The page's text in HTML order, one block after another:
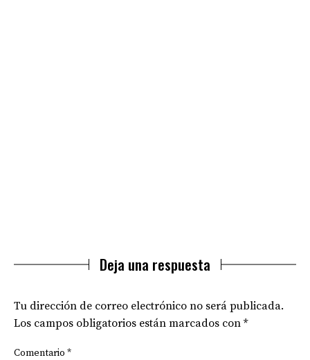
Deja una respuesta
Tu dirección de correo electrónico no será publicada.
Los campos obligatorios están marcados con *
Comentario *